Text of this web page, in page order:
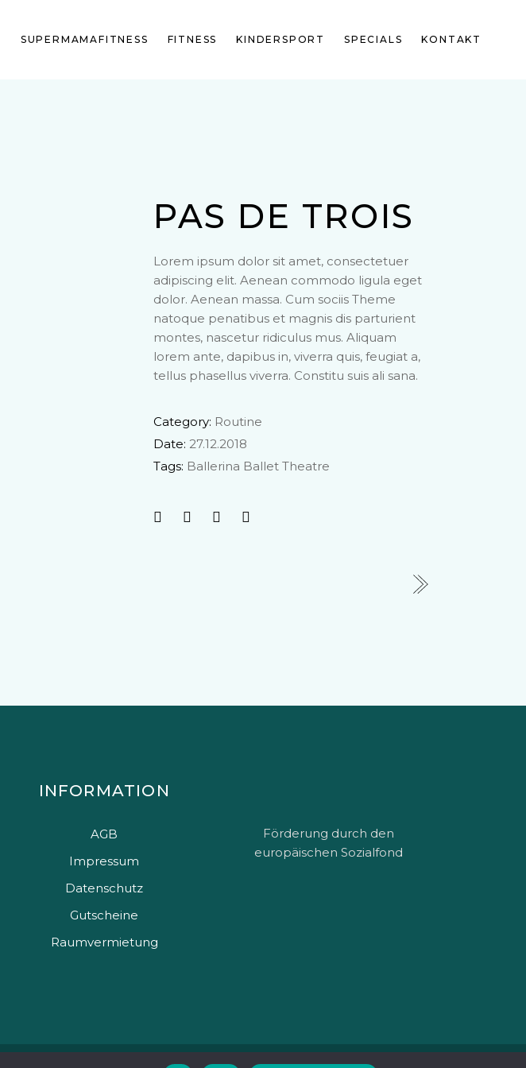
SUPERMAMAFITNESS FITNESS KINDERSPORT SPECIALS KONTAKT
PAS DE TROIS
Lorem ipsum dolor sit amet, consectetuer
adipiscing elit. Aenean commodo ligula eget
dolor. Aenean massa. Cum sociis Theme
natoque penatibus et magnis dis parturient
montes, nascetur ridiculus mus. Aliquam
lorem ante, dapibus in, viverra quis, feugiat a,
tellus phasellus viverra. Constitu suis ali sana.
Category: Routine
Date: 27.12.2018
Tags: Ballerina Ballet Theatre
INFORMATION
AGB
Impressum
Datenschutz
Gutscheine
Raumvermietung
Förderung durch den
europäischen Sozialfond